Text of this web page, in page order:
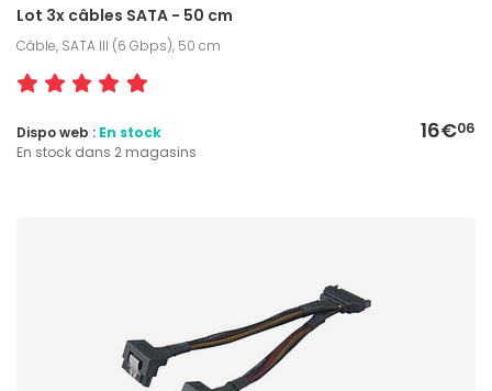
Lot 3x câbles SATA - 50 cm
Câble, SATA III (6 Gbps), 50 cm
16€06
Dispo web : En stock
En stock dans 2 magasins